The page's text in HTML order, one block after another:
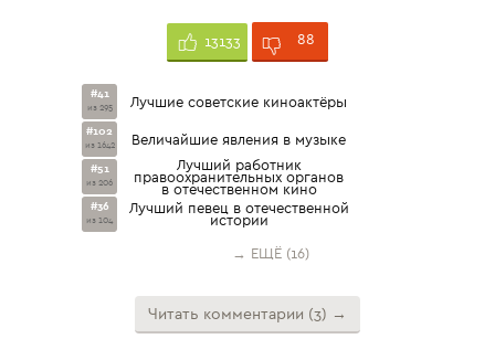
13133 88
#41
из 295 Лучшие советские киноактёры
#102
из 1642 Величайшие явления в музыке
#51
из 206
Лучший работник
правоохранительных органов
в отечественном кино
#36
из 104
Лучший певец в отечественной
истории
→ ЕЩЁ (16)
Читать комментарии (3) →